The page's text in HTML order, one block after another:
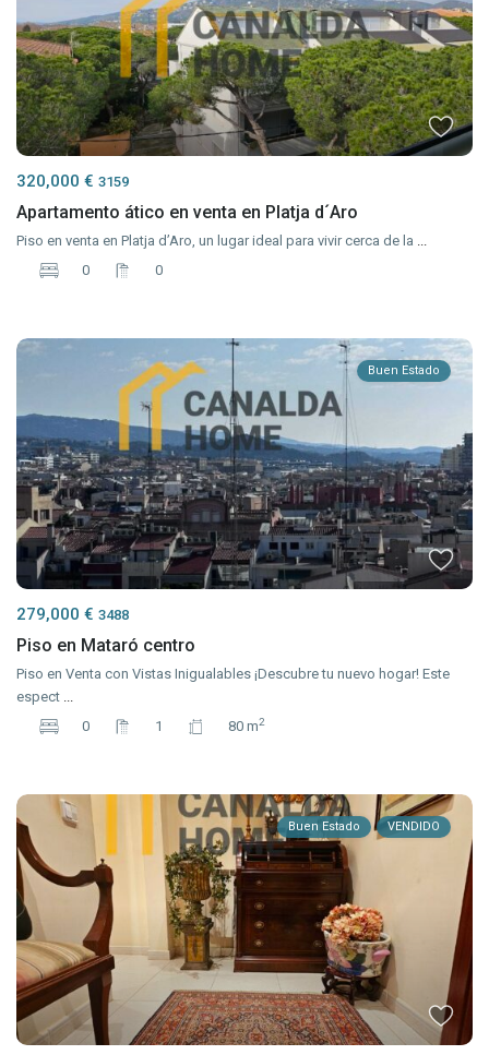
320,000 €3159
Apartamento ático en venta en Platja d´Aro
Piso en venta en Platja d’Aro, un lugar ideal para vivir cerca de la ...
0
0
Buen Estado
279,000 €3488
Piso en Mataró centro
Piso en Venta con Vistas Inigualables ¡Descubre tu nuevo hogar! Este
espect ...
0
1 80 m2
Buen Estado VENDIDO